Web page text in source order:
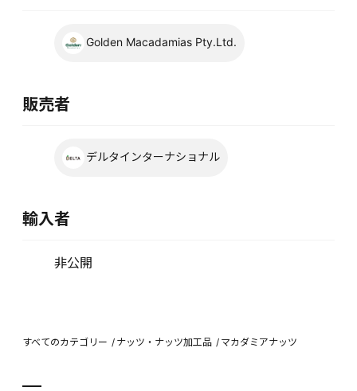
Golden Macadamias Pty.Ltd.
販売者
デルタインターナショナル
輸入者
非公開
すべてのカテゴリー ナッツ・ナッツ加工品 マカダミアナッツ